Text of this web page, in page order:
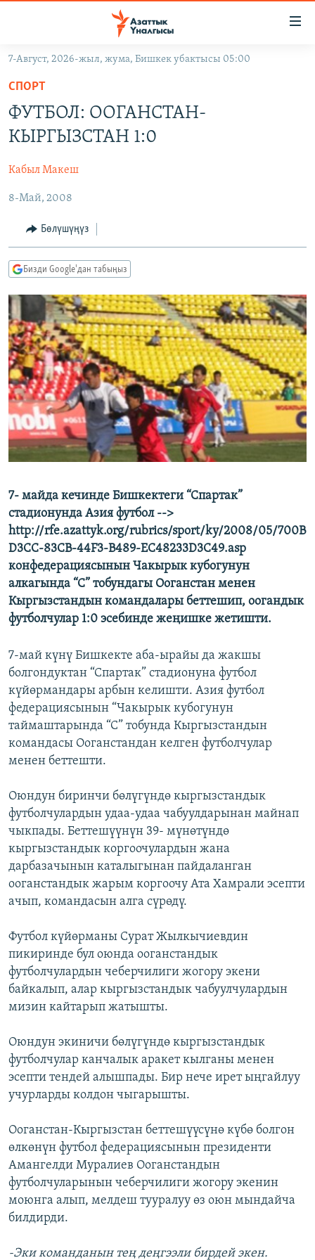
Навигацияга
өтүңүз
Издөөгө
салыңыз
ЭКОНОМИКА
МАДАНИЯТ
БОРБОР АЗИЯ
АТАЙЫН ИЛИКТӨӨ
ТВ ПРОГРАММАЛАР
БҮГҮН АЗАТТЫКТА
БИЗ ЖАНА ДҮЙНӨ
ДАНИСТЕ
ЭЖЕ-СИҢДИЛЕР
АЗАТТЫК+
ЫҢГАЙСЫЗ СУРООЛОР
ПОДКАСТ
ӨЗГӨЧӨ ПИКИР
ОНЛАЙН ШЕРИНЕ
ЭЕ/АРнун бардык сайттары
7-Август, 2026-жыл, жума, Бишкек убактысы 05:00
СПОРТ
ФУТБОЛ: ООГАНСТАН-
КЫРГЫЗСТАН 1:0
Кабыл Макеш
8-Май, 2008
Бөлүшүңүз
Бизди Google'дан табыңыз
7- майда кечинде Бишкектеги “Спартак”
стадионунда Азия футбол -->
http://rfe.azattyk.org/rubrics/sport/ky/2008/05/700B
D3CC-83CB-44F3-B489-EC48233D3C49.asp
конфедерациясынын Чакырык кубогунун
алкагында “С” тобундагы Ооганстан менен
Кыргызстандын командалары беттешип, оогандык
футболчулар 1:0 эсебинде жеңишке жетишти.
7-май күнү Бишкекте аба-ырайы да жакшы
болгондуктан “Спартак” стадионуна футбол
күйөрмандары арбын келишти. Азия футбол
федерациясынын “Чакырык кубогунун
таймаштарында “С” тобунда Кыргызстандын
командасы Ооганстандан келген футболчулар
менен беттешти.
Оюндун биринчи бөлүгүндө кыргызстандык
футболчулардын удаа-удаа чабуулдарынан майнап
чыкпады. Беттешүүнүн 39- мүнөтүндө
кыргызстандык коргоочулардын жана
дарбазачынын каталыгынан пайдаланган
ооганстандык жарым коргоочу Ата Хамрали эсепти
ачып, командасын алга сүрөдү.
Футбол күйөрманы Сурат Жылкычиевдин
пикиринде бул оюнда ооганстандык
футболчулардын чеберчилиги жогору экени
байкалып, алар кыргызстандык чабуулчулардын
мизин кайтарып жатышты.
Оюндун экиничи бөлүгүндө кыргызстандык
футболчулар канчалык аракет кылганы менен
эсепти тендей алышпады. Бир нече ирет ыңгайлуу
учурларды колдон чыгарышты.
Ооганстан-Кыргызстан беттешүүсүнө күбө болгон
өлкөнүн футбол федерациясынын президенти
Амангелди Муралиев Ооганстандын
футболчуларынын чеберчилиги жогору экенин
моюнга алып, мелдеш тууралуу өз оюн мындайча
билдирди.
-Эки команданын тең деңгээли бирдей экен.